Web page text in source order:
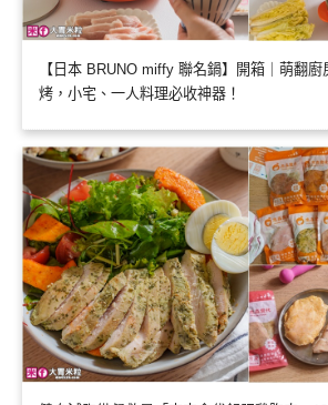
【日本 BRUNO miffy 聯名鍋】開箱｜萌翻
烤，小宅、一人料理必收神器！